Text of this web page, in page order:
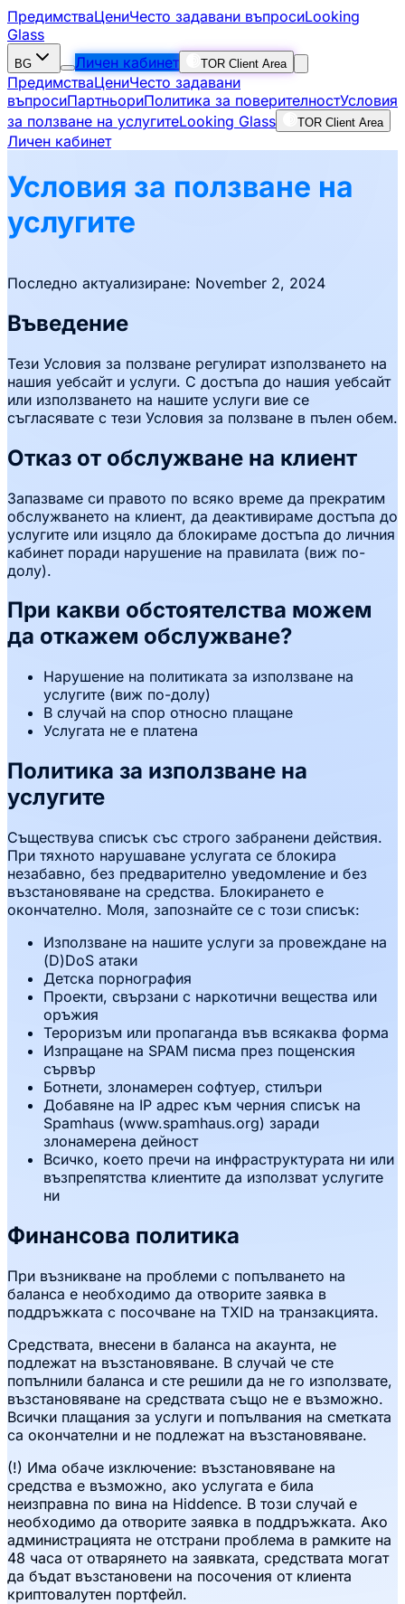
ПредимстваЦениЧесто задавани въпросиLooking
Glass
BG Личен кабинет TOR Client Area
ПредимстваЦениЧесто задавани
въпросиПартньориПолитика за поверителностУсловия
за ползване на услугитеLooking Glass TOR Client Area
Личен кабинет
Условия за ползване на
услугите
Последно актуализиране: November 2, 2024
Въведение
Тези Условия за ползване регулират използването на
нашия уебсайт и услуги. С достъпа до нашия уебсайт
или използването на нашите услуги вие се
съгласявате с тези Условия за ползване в пълен обем.
Отказ от обслужване на клиент
Запазваме си правото по всяко време да прекратим
обслужването на клиент, да деактивираме достъпа до
услугите или изцяло да блокираме достъпа до личния
кабинет поради нарушение на правилата (виж по-
долу).
При какви обстоятелства можем
да откажем обслужване?
Нарушение на политиката за използване на
услугите (виж по-долу)
В случай на спор относно плащане
Услугата не е платена
Политика за използване на
услугите
Съществува списък със строго забранени действия.
При тяхното нарушаване услугата се блокира
незабавно, без предварително уведомление и без
възстановяване на средства. Блокирането е
окончателно. Моля, запознайте се с този списък:
Използване на нашите услуги за провеждане на
(D)DoS атаки
Детска порнография
Проекти, свързани с наркотични вещества или
оръжия
Тероризъм или пропаганда във всякаква форма
Изпращане на SPAM писма през пощенския
сървър
Ботнети, злонамерен софтуер, стилъри
Добавяне на IP адрес към черния списък на
Spamhaus (www.spamhaus.org) заради
злонамерена дейност
Всичко, което пречи на инфраструктурата ни или
възпрепятства клиентите да използват услугите
ни
Финансова политика
При възникване на проблеми с попълването на
баланса е необходимо да отворите заявка в
поддръжката с посочване на TXID на транзакцията.
Средствата, внесени в баланса на акаунта, не
подлежат на възстановяване. В случай че сте
попълнили баланса и сте решили да не го използвате,
възстановяване на средствата също не е възможно.
Всички плащания за услуги и попълвания на сметката
са окончателни и не подлежат на възстановяване.
(!) Има обаче изключение: възстановяване на
средства е възможно, ако услугата е била
неизправна по вина на Hiddence. В този случай е
необходимо да отворите заявка в поддръжката. Ако
администрацията не отстрани проблема в рамките на
48 часа от отварянето на заявката, средствата могат
да бъдат възстановени на посочения от клиента
криптовалутен портфейл.